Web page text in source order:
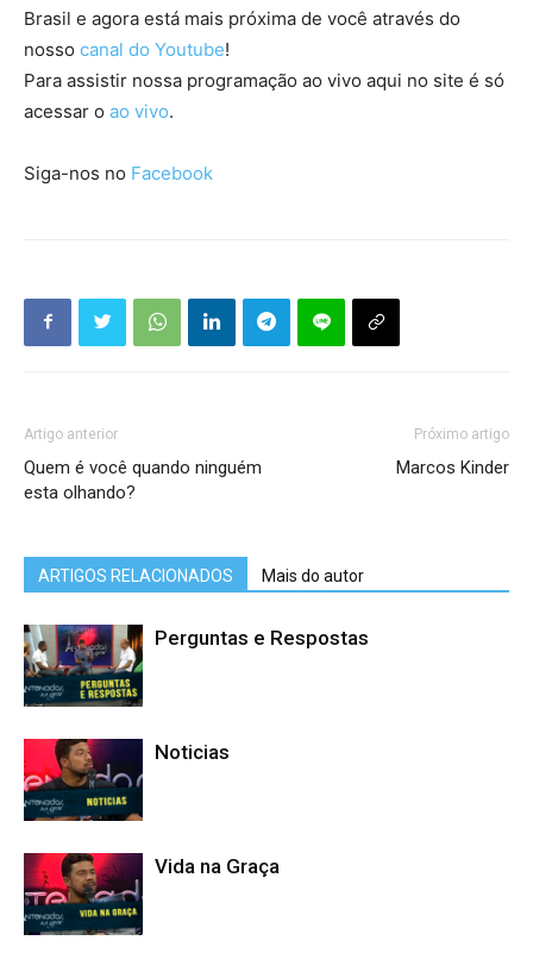
Brasil e agora está mais próxima de você através do
nosso canal do Youtube!
Para assistir nossa programação ao vivo aqui no site é só
acessar o ao vivo.
Siga-nos no Facebook
Artigo anterior
Quem é você quando ninguém
esta olhando?
Próximo artigo
Marcos Kinder
ARTIGOS RELACIONADOS Mais do autor
Perguntas e Respostas
Noticias
Vida na Graça